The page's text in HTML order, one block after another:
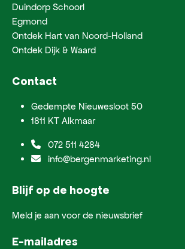
Duindorp Schoorl
Egmond
Ontdek Hart van Noord-Holland
Ontdek Dijk & Waard
Contact
Gedempte Nieuwesloot 50
1811 KT Alkmaar
072 511 4284
info@bergenmarketing.nl
Blijf op de hoogte
Meld je aan voor de nieuwsbrief
E-mailadres